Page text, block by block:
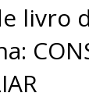
livro